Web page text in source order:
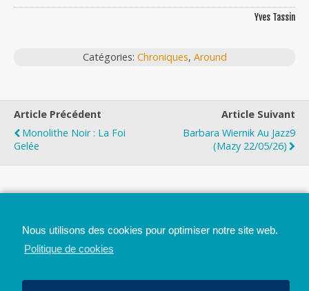
Yves Tassin
Catégories: Chroniques, Around
Article Précédent
Monolithe Noir : La Foi
Gelée
Article Suivant
Barbara Wiernik Au Jazz9
(Mazy 22/05/26)
Nous utilisons des cookies pour optimiser notre site web.
Politique de cookies